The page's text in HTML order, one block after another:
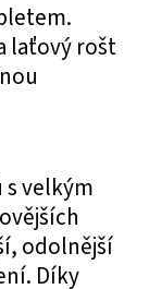
laťový rošt
velkým
odolnější
Díky